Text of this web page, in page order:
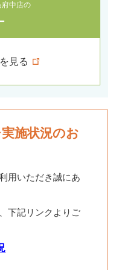
府中店の
見る
施状況のお
用いただき誠にあ
下記リンクよりご